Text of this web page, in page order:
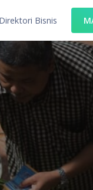
yang
investasi berdasakan
investasi berdasakan
Direktori Bisnis